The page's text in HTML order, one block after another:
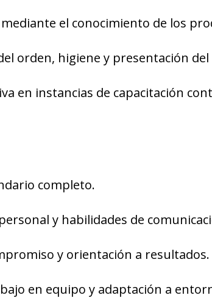
el conocimiento de los
orden, higiene y presentación del
en instancias de capacitación
completo.
y habilidades de
y orientación a resultados.
en equipo y adaptación a